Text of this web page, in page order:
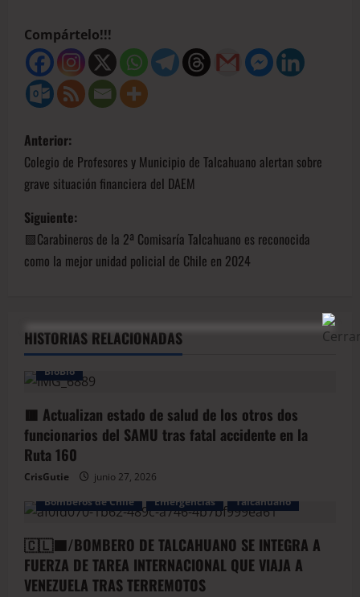
Compártelo!!!
Anterior:
Colegio de Profesores y Municipio de Talcahuano alertan sobre
grave situación financiera del DAEM
Siguiente:
🟩Carabineros de la 2ª Comisaría Talcahuano es reconocida
como la mejor unidad policial de Chile en 2024
HISTORIAS RELACIONADAS
BioBio
🟥 Actualizan estado de salud de los otros dos
funcionarios del SAMU tras fatal accidente en la
Ruta 160
CrisGutie
junio 27, 2026
Bomberos de Chile
Emergencias Talcahuano
🇨🇱🟦/BOMBERO DE TALCAHUANO SE INTEGRA A
FUERZA DE TAREA INTERNACIONAL QUE VIAJA A
VENEZUELA TRAS TERREMOTOS